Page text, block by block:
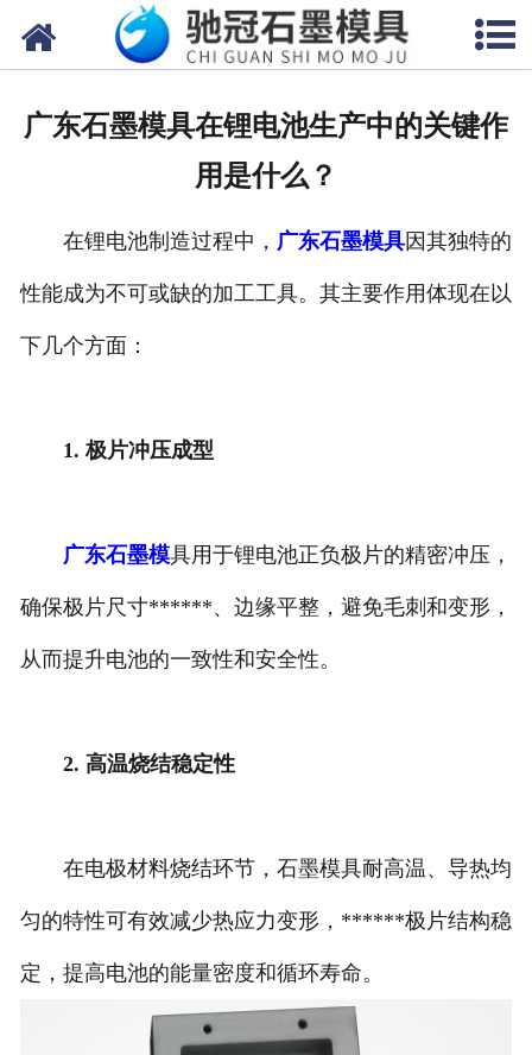
网站首页
广东石墨模具在锂电池生产中的关键作
用是什么？
在锂电池制造过程中， 广东石墨模具因其独特的
性能成为不可或缺的加工工具。其主要作用体现在以
下几个方面：
1. 极片冲压成型
广东石墨模具用于锂电池正负极片的精密冲压，
确保极片尺寸******、边缘平整，避免毛刺和变形，
从而提升电池的一致性和安全性。
2. 高温烧结稳定性
在电极材料烧结环节，石墨模具耐高温、导热均
匀的特性可有效减少热应力变形，******极片结构稳
定，提高电池的能量密度和循环寿命。